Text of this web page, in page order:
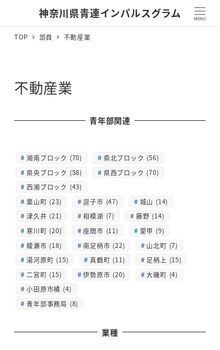
神奈川県青連インパルスグラム MENU
TOP 部員 不動産業
不動産業
青年部関連
湘南ブロック (70)
県北ブロック (56)
県央ブロック (58)
県西ブロック (70)
西湘ブロック (43)
葉山町 (23)
逗子市 (47)
城山 (14)
津久井 (21)
相模湖 (7)
藤野 (14)
寒川町 (20)
座間市 (11)
愛甲 (9)
綾瀬市 (18)
南足柄市 (22)
山北町 (7)
湯河原町 (15)
真鶴町 (11)
足柄上 (15)
二宮町 (15)
伊勢原市 (20)
大磯町 (4)
小田原市橘 (4)
青年部事務局 (8)
業種